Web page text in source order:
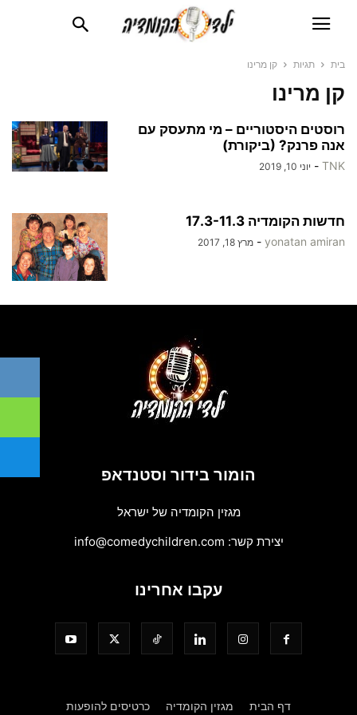
בית תגיות קן מרינו
קן מרינו
רוסטים היסטוריים – מי מתעסק עם
אנה פרנק? (ביקורת)
TNK
- יוני 10, 2019
חדשות הקומדיה 17.3-11.3
yonatan amiran
- מרץ 18, 2017
הומור בידור וסטנדאפ
מגזין הקומדיה של ישראל
יצירת קשר: info@comedychildren.com
עקבו אחרינו
דף הבית מגזין הקומדיה כרטיסים להופעות